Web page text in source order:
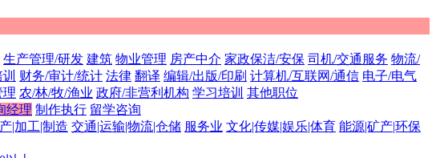
生产管理/研发 建筑 物业管理 房产中介 家政保洁/安保 司机/交通服务 物流/
财务/审计/统计 法律 翻译 编辑/出版/印刷 计算机/互联网/通信 电子/电气
理 农/林/牧/渔业 政府/非营利机构 学习培训 其他职位
经理 制作执行 留学咨询
|加工|制造 交通|运输|物流|仓储 服务业 文化|传媒|娱乐|体育 能源|矿产|环保